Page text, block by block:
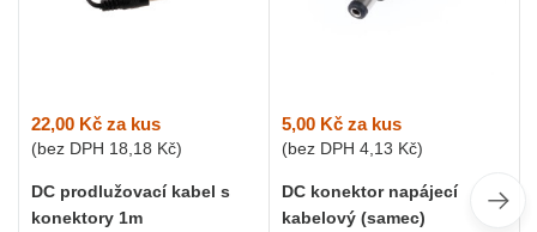
22,00 Kč za kus
(bez DPH 18,18 Kč)
DC prodlužovací kabel s
konektory 1m
5,00 Kč za kus
(bez DPH 4,13 Kč)
DC konektor napájecí
kabelový (samec)